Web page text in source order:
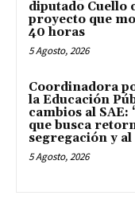
diputado Cuello
proyecto que
40 horas
5 Agosto, 2026
Coordinadora
la Educación
cambios al
que busca
segregación y al
5 Agosto, 2026